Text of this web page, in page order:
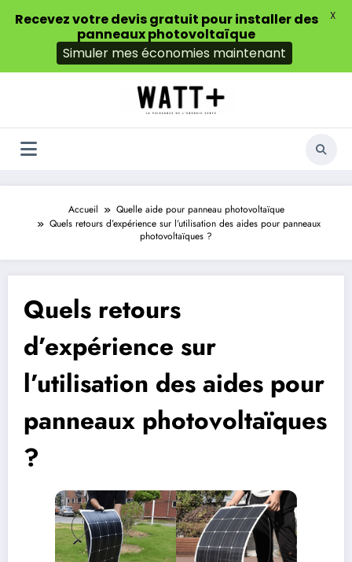
Accueil
Quelle aide pour panneau photovoltaïque
Quels retours d’expérience sur l’utilisation des aides pour panneaux
photovoltaïques ?
Quels retours
d’expérience sur
l’utilisation des aides pour
panneaux photovoltaïques
?
Recevez votre devis gratuit pour installer des
panneaux photovoltaïque
Simuler mes économies maintenant
X